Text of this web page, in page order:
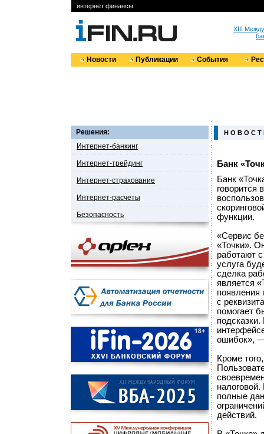
интернет финансы
XIII
Новости Публикации События
Решения:
Интернет-банкинг
Интернет-трейдинг
Интернет-страхование
Интернет-расчеты
Безопасность
Н О В О С Т
​Банк
Банк
говорится
функции.
«Сервис
«Точки».
работают
услуга
сделка
является
появления
с
помогает
ошибок»,
Кроме
полные
действий.